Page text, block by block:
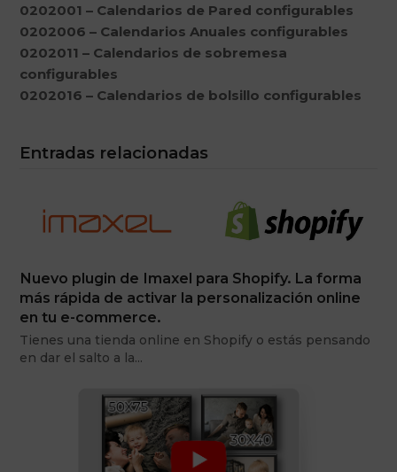
0202001 – Calendarios de Pared configurables
0202006 – Calendarios Anuales configurables
0202011 – Calendarios de sobremesa
configurables
0202016 – Calendarios de bolsillo configurables
Entradas relacionadas
Nuevo plugin de Imaxel para Shopify. La forma
más rápida de activar la personalización online
en tu e-commerce.
Tienes una tienda online en Shopify o estás pensando
en dar el salto a la…